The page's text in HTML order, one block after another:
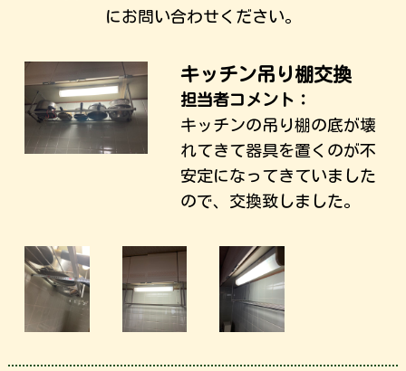
にお問い合わせください。
キッチン吊り棚交換
担当者コメント：
キッチンの吊り棚の底が壊
れてきて器具を置くのが不
安定になってきていました
ので、交換致しました。